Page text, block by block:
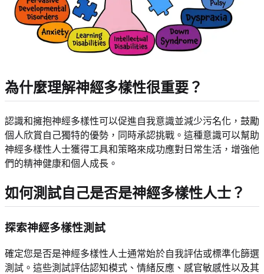
為什麼理解神經多樣性很重要？
認識和擁抱神經多樣性可以促進自我意識並減少污名化，鼓勵
個人欣賞自己獨特的優勢，同時承認挑戰。這種意識可以幫助
神經多樣性人士獲得工具和策略來成功應對日常生活，增強他
們的精神健康和個人成長。
如何測試自己是否是神經多樣性人士？
探索神經多樣性測試
確定您是否是神經多樣性人士通常始於自我評估或標準化篩選
測試。這些測試評估認知模式、情緒反應、感官敏感性以及其